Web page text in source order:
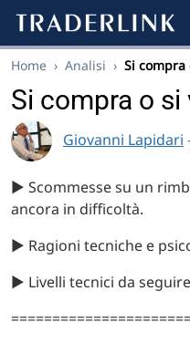
Home › Analisi › Si compra
Si compra o si
Giovanni Lapidari
▶️ Scommesse su un
ancora in difficoltà.
▶️ Ragioni tecniche e
▶️ Livelli tecnici da